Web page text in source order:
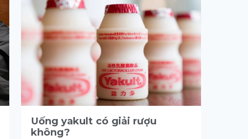
SAU
SAY
RƯỢU
NHẤT
ĐỊNH
PHẢI
BIẾT!
Uống yakult có giải rượu
không?